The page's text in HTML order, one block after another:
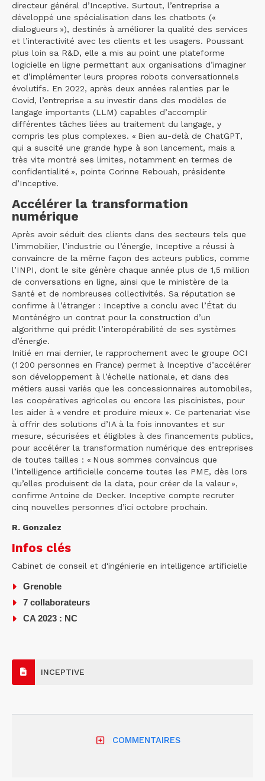
directeur général d’Inceptive. Surtout, l’entreprise a
développé une spécialisation dans les chatbots («
dialogueurs »), destinés à améliorer la qualité des services
et l’interactivité avec les clients et les usagers. Poussant
plus loin sa R&D, elle a mis au point une plateforme
logicielle en ligne permettant aux organisations d’imaginer
et d’implémenter leurs propres robots conversationnels
évolutifs. En 2022, après deux années ralenties par le
Covid, l’entreprise a su investir dans des modèles de
langage importants (LLM) capables d’accomplir
différentes tâches liées au traitement du langage, y
compris les plus complexes. « Bien au-delà de ChatGPT,
qui a suscité une grande hype à son lancement, mais a
très vite montré ses limites, notamment en termes de
confidentialité », pointe Corinne Rebouah, présidente
d’Inceptive.
Accélérer la transformation
numérique
Après avoir séduit des clients dans des secteurs tels que
l’immobilier, l’industrie ou l’énergie, Inceptive a réussi à
convaincre de la même façon des acteurs publics, comme
l’INPI, dont le site génère chaque année plus de 1,5 million
de conversations en ligne, ainsi que le ministère de la
Santé et de nombreuses collectivités. Sa réputation se
confirme à l’étranger : Inceptive a conclu avec l’État du
Monténégro un contrat pour la construction d’un
algorithme qui prédit l’interopérabilité de ses systèmes
d’énergie.
Initié en mai dernier, le rapprochement avec le groupe OCI
(1 200 personnes en France) permet à Inceptive d’accélérer
son développement à l’échelle nationale, et dans des
métiers aussi variés que les concessionnaires automobiles,
les coopératives agricoles ou encore les piscinistes, pour
les aider à « vendre et produire mieux ». Ce partenariat vise
à offrir des solutions d’IA à la fois innovantes et sur
mesure, sécurisées et éligibles à des financements publics,
pour accélérer la transformation numérique des entreprises
de toutes tailles : « Nous sommes convaincus que
l’intelligence artificielle concerne toutes les PME, dès lors
qu’elles produisent de la data, pour créer de la valeur »,
confirme Antoine de Decker. Inceptive compte recruter
cinq nouvelles personnes d’ici octobre prochain.
R. Gonzalez
Infos clés
Cabinet de conseil et d'ingénierie en intelligence artificielle
Grenoble
7 collaborateurs
CA 2023 : NC
INCEPTIVE
COMMENTAIRES